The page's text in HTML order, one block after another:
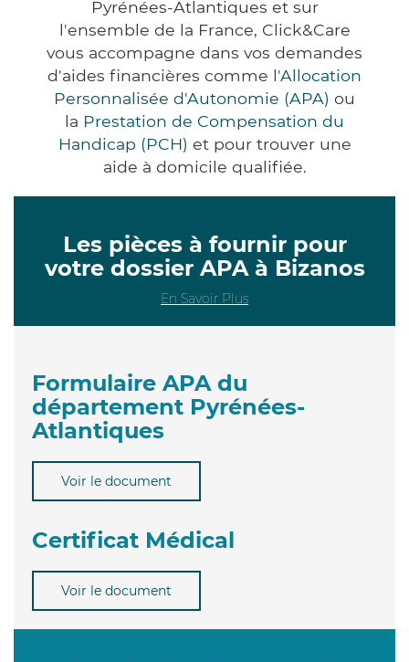
Pyrénées-Atlantiques et sur
l'ensemble de la France, Click&Care
vous accompagne dans vos demandes
d'aides financières comme l'Allocation
Personnalisée d'Autonomie (APA) ou
la Prestation de Compensation du
Handicap (PCH) et pour trouver une
aide à domicile qualifiée.
Les pièces à fournir pour
votre dossier APA à Bizanos
En Savoir Plus
Formulaire APA du
département Pyrénées-
Atlantiques
Voir le document
Certificat Médical
Voir le document